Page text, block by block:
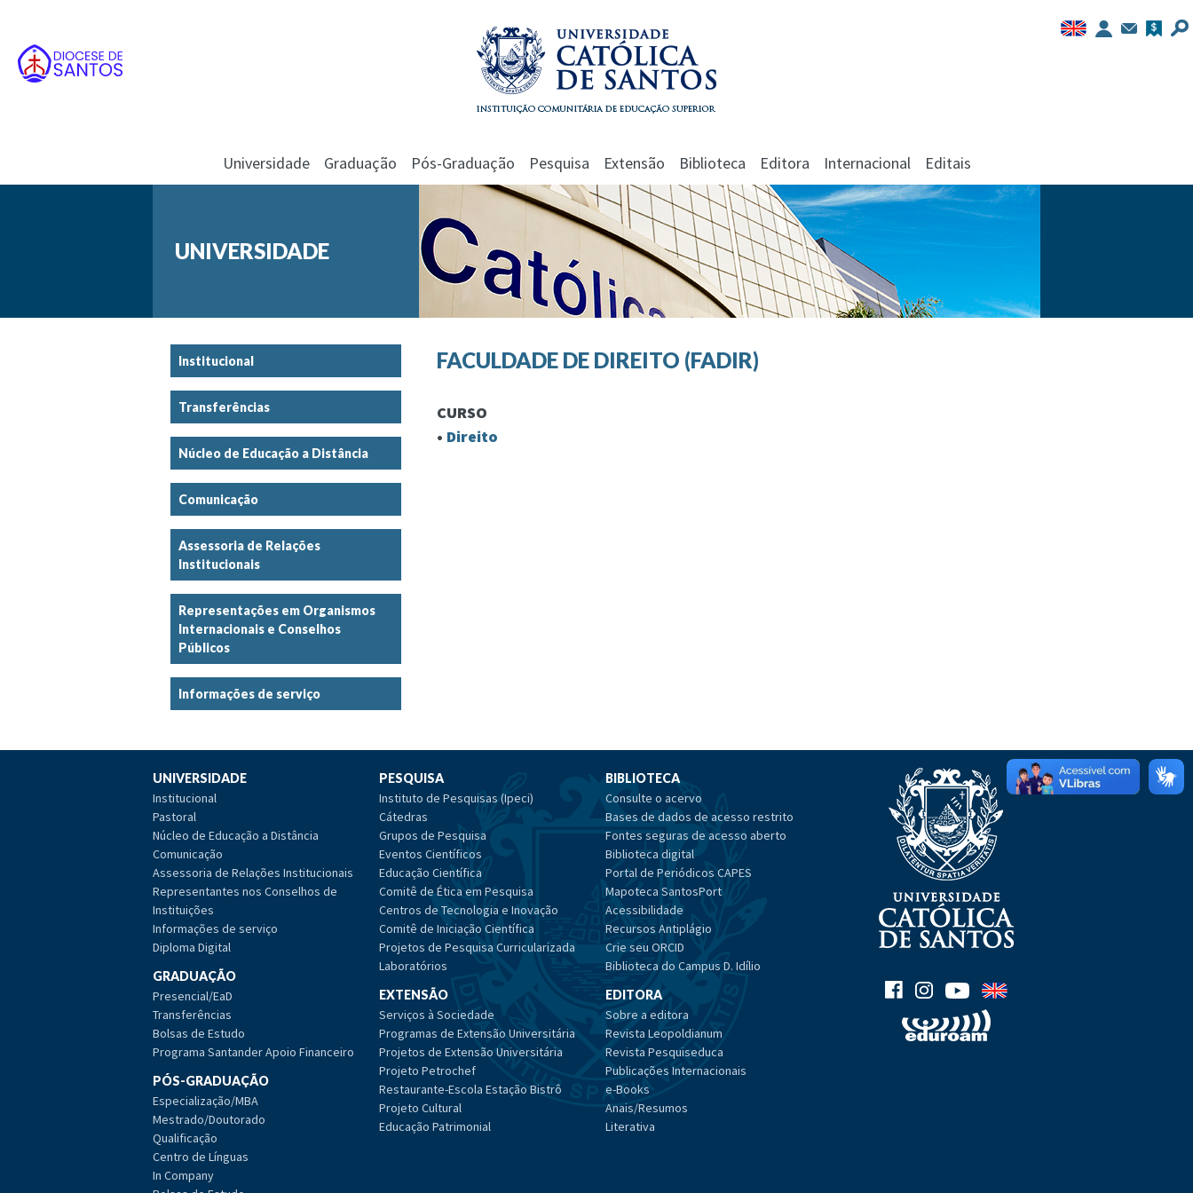
Universidade Graduação Pós-Graduação Pesquisa Extensão Biblioteca Editora Internacional Editais
UNIVERSIDADE
FACULDADE DE DIREITO (FADIR)
CURSO
• Direito
Institucional
Transferências
Núcleo de Educação a Distância
Comunicação
Assessoria de Relações
Institucionais
Representações em Organismos
Internacionais e Conselhos
Públicos
Informações de serviço
UNIVERSIDADE
Institucional
Pastoral
Núcleo de Educação a Distância
Comunicação
Assessoria de Relações Institucionais
Representantes nos Conselhos de
Instituições
Informações de serviço
Diploma Digital
GRADUAÇÃO
Presencial/EaD
Transferências
Bolsas de Estudo
Programa Santander Apoio Financeiro
PÓS-GRADUAÇÃO
Especialização/MBA
Mestrado/Doutorado
Qualificação
Centro de Línguas
In Company
PESQUISA
Instituto de Pesquisas (Ipeci)
Cátedras
Grupos de Pesquisa
Eventos Científicos
Educação Científica
Comitê de Ética em Pesquisa
Centros de Tecnologia e Inovação
Comitê de Iniciação Científica
Projetos de Pesquisa Curricularizada
Laboratórios
EXTENSÃO
Serviços à Sociedade
Programas de Extensão Universitária
Projetos de Extensão Universitária
Projeto Petrochef
Restaurante-Escola Estação Bistrô
Projeto Cultural
Educação Patrimonial
BIBLIOTECA
Consulte o acervo
Bases de dados de acesso restrito
Fontes seguras de acesso aberto
Biblioteca digital
Portal de Periódicos CAPES
Mapoteca SantosPort
Acessibilidade
Recursos Antiplágio
Crie seu ORCID
Biblioteca do Campus D. Idílio
EDITORA
Sobre a editora
Revista Leopoldianum
Revista Pesquiseduca
Publicações Internacionais
e-Books
Anais/Resumos
Literativa